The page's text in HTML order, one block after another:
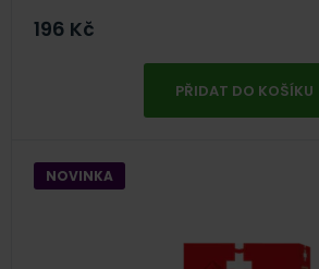
196 Kč
PŘIDAT DO KOŠÍKU
NOVINKA